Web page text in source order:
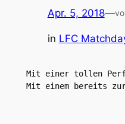
Apr. 5, 2018—
in LFC
Mit einer tollen